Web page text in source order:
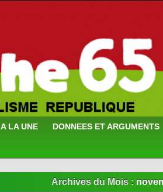
A LA UNE DONNEES ET ARGUMENTS
Archives du Mois :